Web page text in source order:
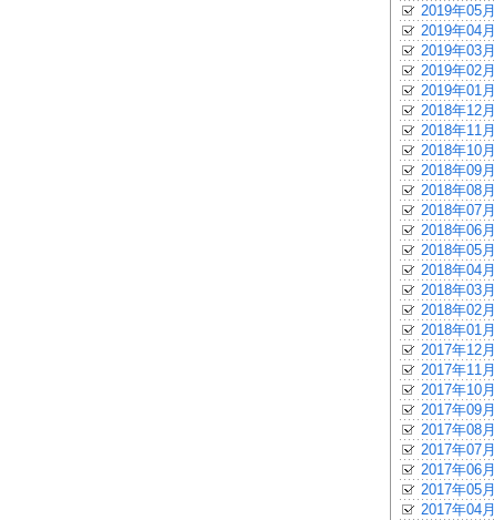
2019年05月
2019年04月
2019年03月
2019年02月
2019年01月
2018年12月
2018年11月
2018年10月
2018年09月
2018年08月
2018年07月
2018年06月
2018年05月
2018年04月
2018年03月
2018年02月
2018年01月
2017年12月
2017年11月
2017年10月
2017年09月
2017年08月
2017年07月
2017年06月
2017年05月
2017年04月